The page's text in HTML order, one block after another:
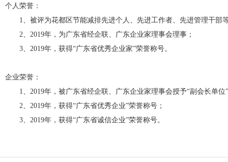
个人荣誉：
1、被评为花都区节能减排先进个人、先进工作者、先进管理干部
2、2019年，为广东省经企联、广东企业家理事会理事；
3、2019年，获得“广东省优秀企业家”荣誉称号。
企业荣誉：
1、2019年，被广东省经企联、广东企业家理事会授予“副会长单位
2、2019年，获得“广东省优秀企业”荣誉称号；
3、2019年，获得“广东省诚信企业”荣誉称号。